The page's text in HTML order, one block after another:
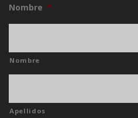
Nombre *
Nombre
Apellidos